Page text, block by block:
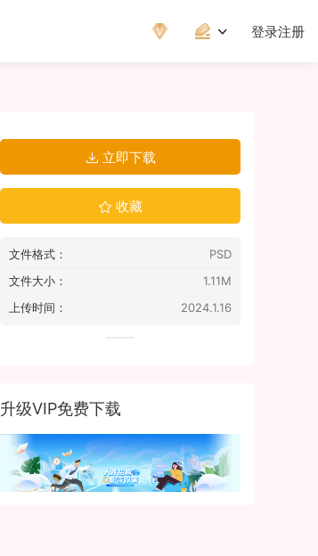
登录注册
立即下载
收藏
文件格式：
PSD
文件大小：
1.11M
上传时间：
2024.1.16
升级VIP免费下载